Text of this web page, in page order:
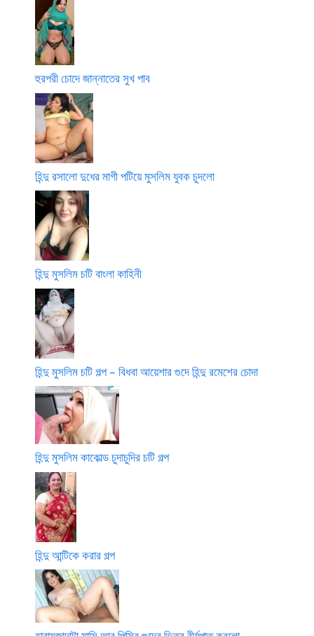
হুরপরী চোদে জান্নাতের সুখ পাব
হিন্দু রসালো দুধের মাগী পটিয়ে মুসলিম যুবক চুদলো
হিন্দু মুসলিম চটি বাংলা কাহিনী
হিন্দু মুসলিম চটি গল্প – বিধবা আয়েশার গুদে হিন্দু রমেশের চোদা
হিন্দু মুসলিম কাকোল্ড চুদাচুদির চটি গল্প
হিন্দু আন্টিকে করার গল্প